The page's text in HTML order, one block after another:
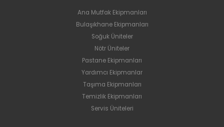
Ana Mutfak Ekipmanları
Bulaşıkhane Ekipmanları
Soğuk Üniteler
Nötr Üniteler
Pastane Ekipmanları
Yardımcı Ekipmanlar
Taşıma Ekipmanları
Temizlik Ekipmanları
Servis Üniteleri